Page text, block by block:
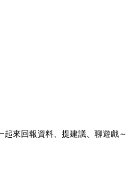
起來回報資料、提建議、聊遊戲～